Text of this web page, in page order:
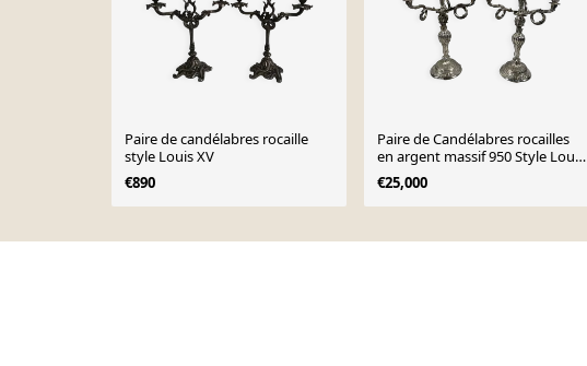
Paire de candélabres rocaille
style Louis XV
€890
Paire de Candélabres rocailles
en argent massif 950 Style Louis
XV
€25,000